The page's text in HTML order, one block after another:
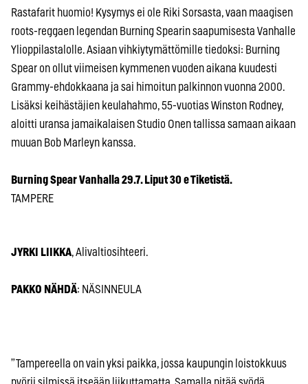
Rastafarit huomio! Kysymys ei ole Riki Sorsasta, vaan maagisen
roots-reggaen legendan Burning Spearin saapumisesta Vanhalle
Ylioppilastalolle. Asiaan vihkiytymättömille tiedoksi: Burning
Spear on ollut viimeisen kymmenen vuoden aikana kuudesti
Grammy-ehdokkaana ja sai himoitun palkinnon vuonna 2000.
Lisäksi keihästäjien keulahahmo, 55-vuotias Winston Rodney,
aloitti uransa jamaikalaisen Studio Onen tallissa samaan aikaan
muuan Bob Marleyn kanssa.
Burning Spear Vanhalla 29.7. Liput 30 e Tiketistä.
TAMPERE
JYRKI LIIKKA, Alivaltiosihteeri.
PAKKO NÄHDÄ: NÄSINNEULA
”Tampereella on vain yksi paikka, jossa kaupungin loistokkuus